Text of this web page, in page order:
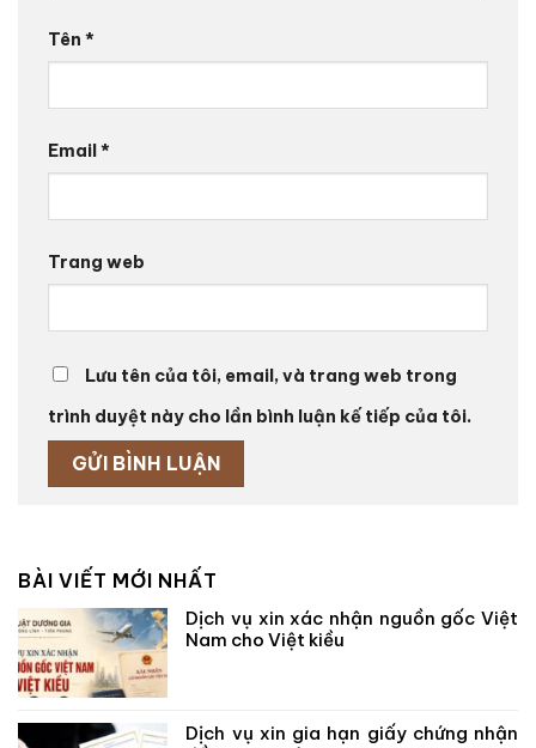
Tên *
Email*
Trang web
Lưu tên của tôi, email, và trang web trong
trình duyệt này cho lần bình luận kế tiếp của tôi.
BÀI VIẾT MỚI NHẤT
Dịch vụ xin xác nhận nguồn gốc Việt
Nam cho Việt kiều
Dịch vụ xin gia hạn giấy chứng nhận